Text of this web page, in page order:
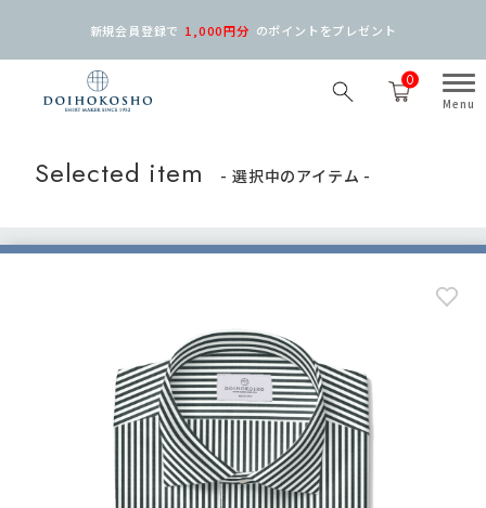
0
新規会員登録で 1,000円分 のポイントをプレゼント
Selected item - 選択中のアイテム -